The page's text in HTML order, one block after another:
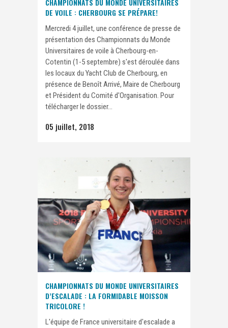
CHAMPIONNATS DU MONDE UNIVERSITAIRES
DE VOILE : CHERBOURG SE PRÉPARE!
Mercredi 4 juillet, une conférence de presse de
présentation des Championnats du Monde
Universitaires de voile à Cherbourg-en-
Cotentin (1-5 septembre) s'est déroulée dans
les locaux du Yacht Club de Cherbourg, en
présence de Benoît Arrivé, Maire de Cherbourg
et Président du Comité d'Organisation. Pour
télécharger le dossier...
05 juillet, 2018
CHAMPIONNATS DU MONDE UNIVERSITAIRES
D’ESCALADE : LA FORMIDABLE MOISSON
TRICOLORE !
L'équipe de France universitaire d'escalade a